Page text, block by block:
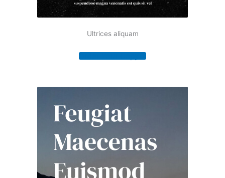
Ultrices aliquam
Order Your Copy